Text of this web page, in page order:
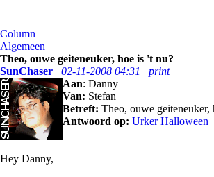
Column
Algemeen
Theo, ouwe geiteneuker, hoe is 't nu?
SunChaser
02-11-2008 04:31
print
Aan: Danny
Van: Stefan
Betreft: Theo, ouwe geiteneuker,
Antwoord op: Urker Halloween
Hey Danny,